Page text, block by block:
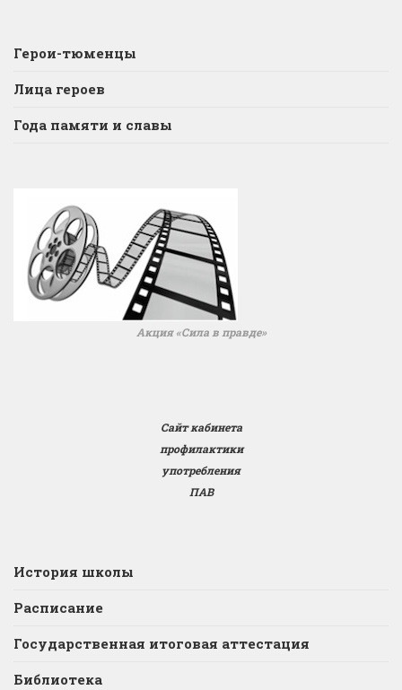
Герои-тюменцы
Лица героев
Года памяти и славы
Акция «Сила в правде»
Сайт кабинета
профилактики
употребления
ПАВ
История школы
Расписание
Государственная итоговая аттестация
Библиотека